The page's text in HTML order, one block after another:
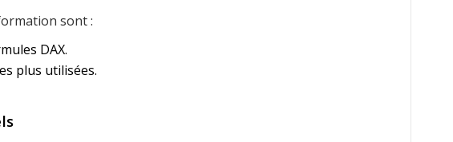
sont :
DAX.
plus utilisées.